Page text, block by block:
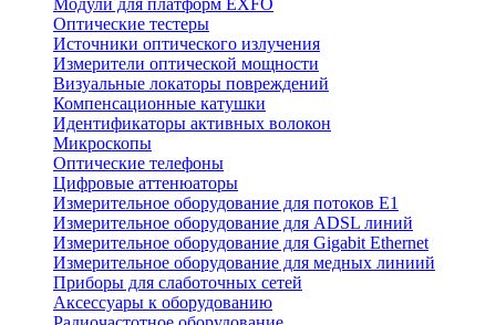
Оптические тестеры
Источники оптического излучения
Измерители оптической мощности
Визуальные локаторы повреждений
Компенсационные катушки
Идентификаторы активных волокон
Микроскопы
Оптические телефоны
Цифровые аттенюаторы
Измерительное оборудование для потоков Е1
Измерительное оборудование для ADSL линий
Измерительное оборудование для Gigabit Ethernet
Измерительное оборудование для медных линиий
Приборы для слаботочных сетей
Аксессуары к оборудованию